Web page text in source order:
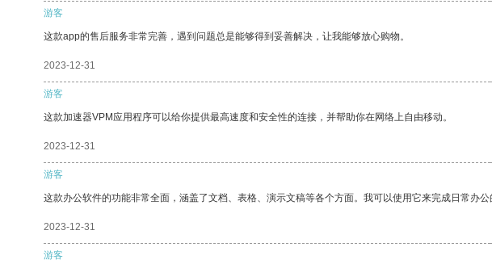
游客
这款app的售后服务非常完善，遇到问题总是能够得到妥善解决，让我能够放心购物。
2023-12-31
游客
这款加速器VPM应用程序可以给你提供最高速度和安全性的连接，并帮助你在网络上自由移动。
2023-12-31
游客
这款办公软件的功能非常全面，涵盖了文档、表格、演示文稿等各个方面。我可以使用它来完成日常办公
2023-12-31
游客